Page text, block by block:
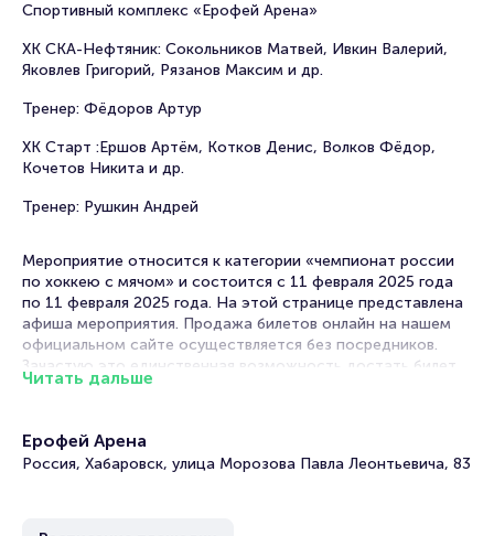
Спортивный комплекс «Ерофей Арена»
ХК СКА-Нефтяник: Сокольников Матвей, Ивкин Валерий,
Яковлев Григорий, Рязанов Максим и др.
Тренер: Фёдоров Артур
ХК Старт :Ершов Артём, Котков Денис, Волков Фёдор,
Кочетов Никита и др.
Тренер: Рушкин Андрей
Мероприятие относится к категории «чемпионат россии
по хоккею с мячом» и состоится с 11 февраля 2025 года
по 11 февраля 2025 года. На этой странице представлена
афиша мероприятия. Продажа билетов онлайн на нашем
официальном сайте осуществляется без посредников.
Зачастую это единственная возможность достать билет
на Чемпионат России по хоккею с мячом.
Чемпионат России. Суперлига - 2024-2025
Читать дальше
Ерофей Арена
Россия, Хабаровск, улица Морозова Павла Леонтьевича, 83